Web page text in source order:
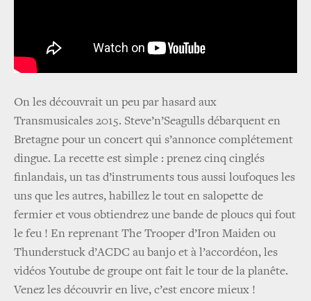
On les découvrait un peu par hasard aux
Transmusicales 2015. Steve’n’Seagulls débarquent en
Bretagne pour un concert qui s’annonce complétement
dingue. La recette est simple : prenez cinq cinglés
finlandais, un tas d’instruments tous aussi loufoques les
uns que les autres, habillez le tout en salopette de
fermier et vous obtiendrez une bande de ploucs qui fout
le feu ! En reprenant The Trooper d’Iron Maiden ou
Thunderstuck d’ACDC au banjo et à l’accordéon, les
vidéos Youtube de groupe ont fait le tour de la planête.
Venez les découvrir en live, c’est encore mieux !